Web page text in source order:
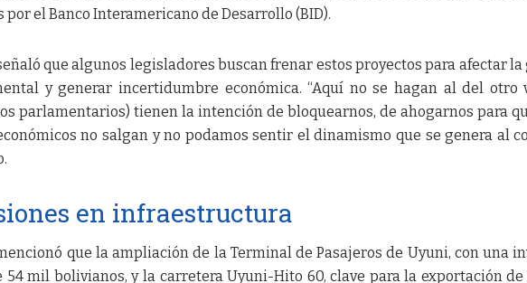
por el Banco Interamericano de Desarrollo (BID).
que algunos legisladores buscan frenar estos proyectos para afectar la
y generar incertidumbre económica. “Aquí no se hagan al del otro
parlamentarios) tienen la intención de bloquearnos, de ahogarnos para
no salgan y no podamos sentir el dinamismo que se genera al
en infraestructura
que la ampliación de la Terminal de Pasajeros de Uyuni, con una
54 mil bolivianos, y la carretera Uyuni-Hito 60, clave para la exportación